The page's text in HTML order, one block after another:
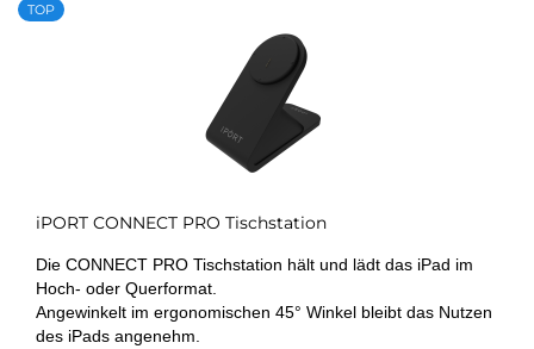
TOP
iPORT CONNECT PRO Tischstation
Die CONNECT PRO Tischstation hält und lädt das iPad im
Hoch- oder Querformat.
Angewinkelt im ergonomischen 45° Winkel bleibt das Nutzen
des iPads angenehm.